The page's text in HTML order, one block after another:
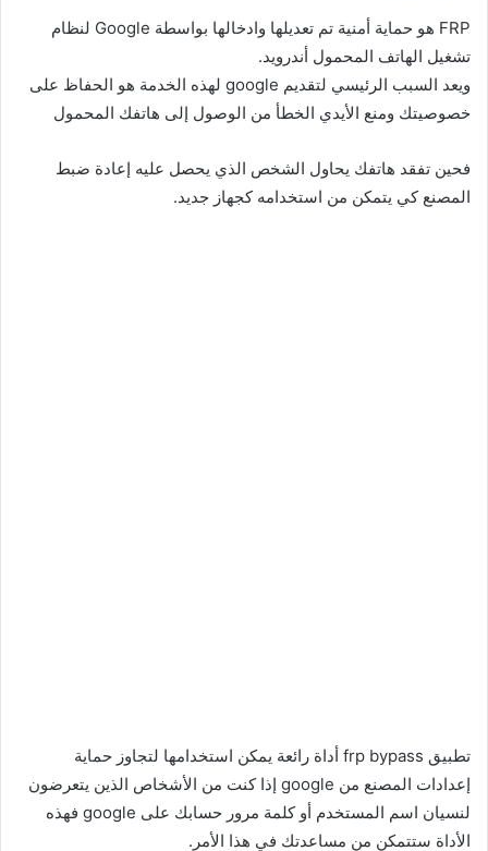
FRP هو حماية أمنية تم تعديلها وادخالها بواسطة Google لنظام
تشغيل الهاتف المحمول أندرويد.
ويعد السبب الرئيسي لتقديم google لهذه الخدمة هو الحفاظ على
خصوصيتك ومنع الأيدي الخطأ من الوصول إلى هاتفك المحمول
فحين تفقد هاتفك يحاول الشخص الذي يحصل عليه إعادة ضبط
المصنع كي يتمكن من استخدامه كجهاز جديد.
تطبيق frp bypass أداة رائعة يمكن استخدامها لتجاوز حماية
إعدادات المصنع من google إذا كنت من الأشخاص الذين يتعرضون
لنسيان اسم المستخدم أو كلمة مرور حسابك على google فهذه
الأداة ستتمكن من مساعدتك في هذا الأمر.